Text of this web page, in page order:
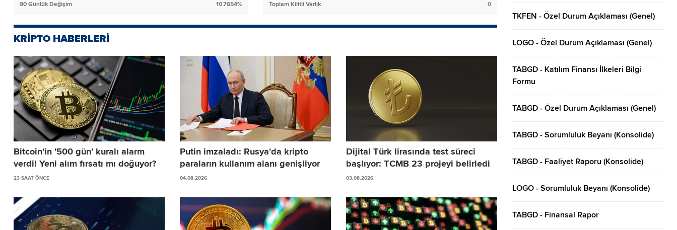
90 Günlük Değişim 10.7654% Toplam Kilitli Varlık 0
KRİPTO HABERLERİ
Bitcoin'in '500 gün' kuralı alarm
verdi! Yeni alım fırsatı mı doğuyor?
23 SAAT ÖNCE
Putin imzaladı: Rusya'da kripto
paraların kullanım alanı genişliyor
04.08.2026
Dijital Türk lirasında test süreci
başlıyor: TCMB 23 projeyi belirledi
03.08.2026
TKFEN - Özel Durum Açıklaması (Genel)
LOGO - Özel Durum Açıklaması (Genel)
TABGD - Katılım Finansı İlkeleri Bilgi
Formu
TABGD - Özel Durum Açıklaması (Genel)
TABGD - Sorumluluk Beyanı (Konsolide)
TABGD - Faaliyet Raporu (Konsolide)
LOGO - Sorumluluk Beyanı (Konsolide)
TABGD - Finansal Rapor